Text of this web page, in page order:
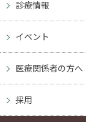
診療情報
イベント
医療関係者の方へ
採用